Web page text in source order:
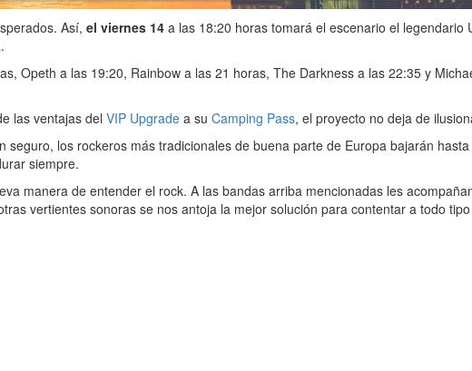
Así, el viernes 14 a las 18:20 horas tomará el escenario el
Opeth a las 19:20, Rainbow a las 21 horas, The Darkness a las 22:35 y
las ventajas del VIP Upgrade a su Camping Pass, el proyecto no deja de
los rockeros más tradicionales de buena parte de Europa bajarán
siempre.
manera de entender el rock. A las bandas arriba mencionadas les
vertientes sonoras se nos antoja la mejor solución para contentar a todo